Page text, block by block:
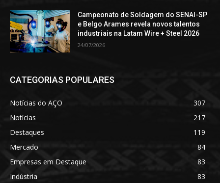
Campeonato de Soldagem do SENAI-SP
e Belgo Arames revela novos talentos
industriais na Latam Wire + Steel 2026
24/07/2026
CATEGORIAS POPULARES
Notícias do AÇO
307
Notícias
217
Destaques
119
Mercado
84
Empresas em Destaque
83
Indústria
83